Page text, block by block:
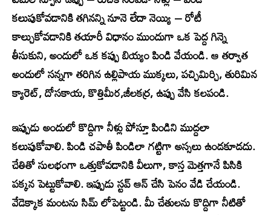
కలుపుకోవడానికి తగినన్ని నూనె లేదా నెయ్యి – రోటీ
కాల్చుకోవడానికి తయారీ విధానం ముందుగా ఒక పెద్ద గిన్నె
తీసుకుని, అందులో ఒక కప్పు బియ్యం పిండి వేయండి. ఆ తర్వాత
అందులో సన్నగా తరిగిన ఉల్లిపాయ ముక్కలు, పచ్చిమిర్చి, తురిమిన
క్యారెట్, దోసకాయ, కొత్తిమీర,జీలకర్ర, ఉప్పు వేసి కలపండి.
ఇప్పుడు అందులో కొద్దిగా నీళ్లు పోస్తూ పిండిని ముద్దలా
కలుపుకోవాలి. పిండి చపాతీ పిండిలా గట్టిగా అస్సలు ఉండకూడదు.
చేతితో సులభంగా ఒత్తుకోవడానికి వీలుగా, కాస్త మెత్తగానే పిసికి
పక్కన పెట్టుకోవాలి. ఇప్పుడు స్టవ్ ఆన్ చేసి పెనం వేడి చేయండి.
వేడెక్కాక మంటను సిమ్‌ లోపెట్టండి. మీ చేతులను కొద్దిగా నీటితో